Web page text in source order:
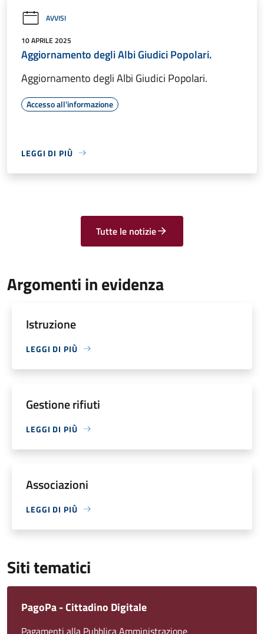
AVVISI
10 APRILE 2025
Aggiornamento degli Albi Giudici Popolari.
Aggiornamento degli Albi Giudici Popolari.
Accesso all'informazione
LEGGI DI PIÙ
Tutte le notizie
Argomenti in evidenza
Istruzione
LEGGI DI PIÙ
Gestione rifiuti
LEGGI DI PIÙ
Associazioni
LEGGI DI PIÙ
Siti tematici
PagoPa - Cittadino Digitale
Pagamenti alla Pubblica Amministrazione